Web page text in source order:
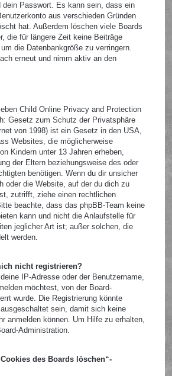
dein Passwort. Es kann sein, dass ein
aus verschieden Gründen
hat. Außerdem löschen viele Boards
die für längere Zeit keine Beiträge
die Datenbankgröße zu verringern.
erneut und nimm aktiv an den
Child Online Privacy and Protection
Gesetz zum Schutz der Privatsphäre
von 1998) ist ein Gesetz in den USA,
Websites, die möglicherweise
Kindern unter 13 Jahren erheben,
der Eltern beziehungsweise des oder
benötigen. Wenn du dir unsicher
oder die Website, auf der du dich zu
zutrifft, ziehe einen rechtlichen
beachte, dass das phpBB-Team keine
kann und nicht die Anlaufstelle für
jeglicher Art ist; außer solchen, die
werden.
nicht registrieren?
IP-Adresse oder der Benutzername,
möchtest, von der Board-
wurde. Die Registrierung könnte
sein, damit sich keine
anmelden können. Um Hilfe zu erhalten,
Administration.
des Boards löschen“-